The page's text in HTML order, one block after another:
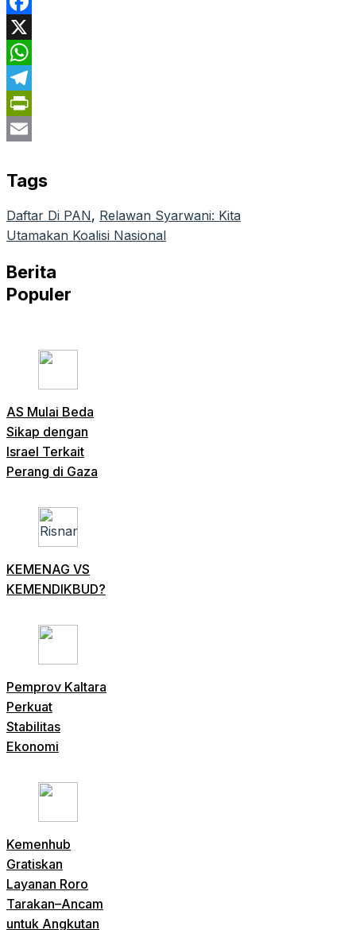
Facebook
X
WhatsApp
Telegram
PrintFriendly
Tags
Daftar Di PAN, Relawan Syarwani: Kita
Utamakan Koalisi Nasional
Berita
Populer
AS Mulai Beda
Sikap dengan
Israel Terkait
Perang di Gaza
KEMENAG VS
KEMENDIKBUD?
Pemprov Kaltara
Perkuat
Stabilitas
Ekonomi
Kemenhub
Gratiskan
Layanan Roro
Tarakan–Ancam
untuk Angkutan